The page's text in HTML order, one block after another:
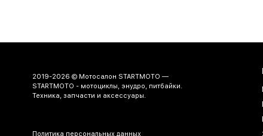
2019-2026 © Мотосалон STARTMOTO —
STARTMOTO - мотоциклы, энудро, питбайки.
Техника, запчасти и аксессуары.
Политика персональных данных